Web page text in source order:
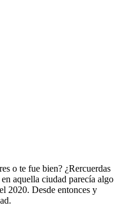
o te fue bien? ¿Rercuerdas
aquella ciudad parecía algo
2020. Desde entonces y